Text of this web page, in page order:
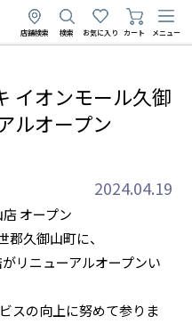
店舗検索 検索 お気に入り カート メニュー
イオンモール久御
ルオープン
2024.04.19
久御山町に、
リニューアルオープンい
スの向上に努めて参りま